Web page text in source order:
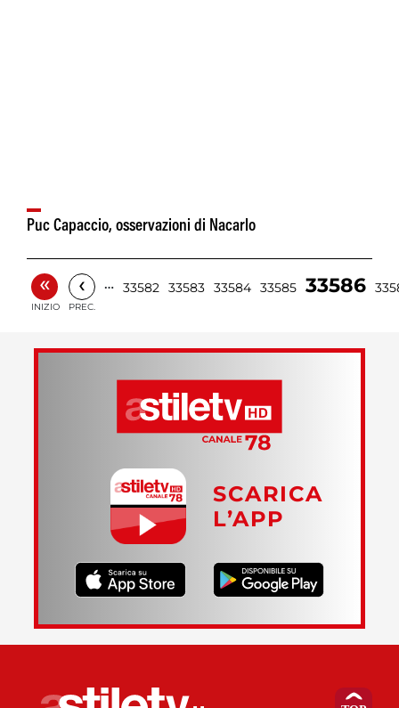
Puc Capaccio, osservazioni di Nacarlo
«
INIZIO
‹
PREC.
… 33582 33583 33584 33585 33586
SCARICA
L’APP